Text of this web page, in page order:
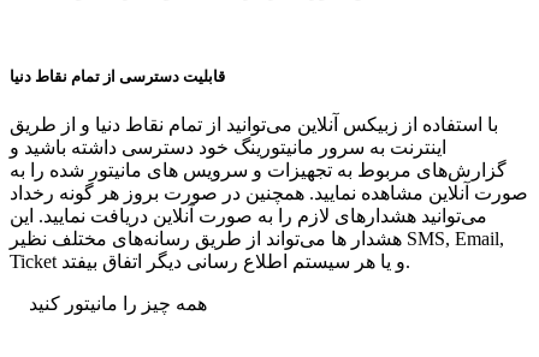
قابلیت دسترسی از تمام نقاط دنیا
با استفاده از زبیکس آنلاین می‌توانید از تمام نقاط دنیا و از طریق
اینترنت به سرور مانیتورینگ خود دسترسی داشته باشید و
گزارش‌های مربوط به تجهیزات و سرویس های مانیتور شده را به
صورت آنلاین مشاهده نمایید. همچنین در صورت بروز هر گونه رخداد
می‌توانید هشدارهای لازم را به صورت آنلاین دریافت نمایید. این
هشدار ها می‌تواند از طریق رسانه‌های مختلف نظیر SMS, Email,
Ticket و یا هر سیستم اطلاع رسانی دیگر اتفاق بیفتد.
همه چیز را مانیتور کنید